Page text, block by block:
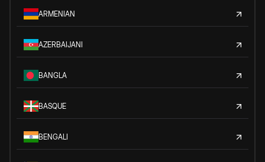
ARMENIAN
AZERBAIJANI
BANGLA
BASQUE
BENGALI